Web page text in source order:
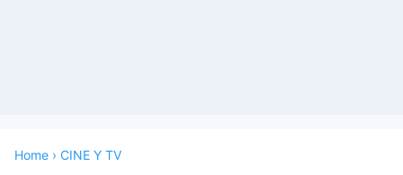
Home › CINE Y TV